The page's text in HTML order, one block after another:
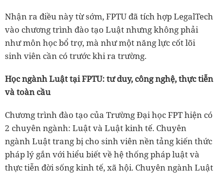
Nhận ra điều này từ sớm, FPTU đã tích hợp LegalTech
vào chương trình đào tạo Luật nhưng không phải
như môn học bổ trợ, mà như một năng lực cốt lõi
sinh viên cần có trước khi ra trường.
Học ngành Luật tại FPTU: tư duy, công nghệ, thực tiễn
và toàn cầu
Chương trình đào tạo của Trường Đại học FPT hiện có
2 chuyên ngành: Luật và Luật kinh tế. Chuyên
ngành Luật trang bị cho sinh viên nền tảng kiến thức
pháp lý gắn với hiểu biết về hệ thống pháp luật và
thực tiễn đời sống kinh tế, xã hội. Chuyên ngành Luật